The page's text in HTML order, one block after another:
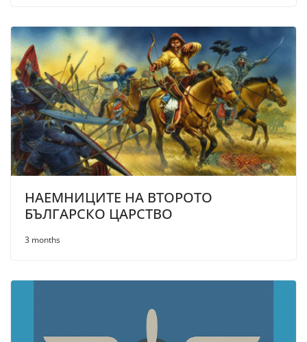
НАЕМНИЦИТЕ НА ВТОРОТО
БЪЛГАРСКО ЦАРСТВО
3 months